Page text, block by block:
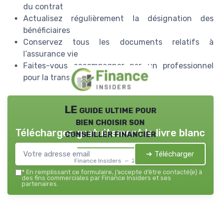
du contrat
Actualisez régulièrement la désignation des
bénéficiaires
Conservez tous les documents relatifs à
l’assurance vie
Faites-vous accompagner par un professionnel
pour la transmission
LE guide ultime pour
bien choisir son
conseiller financier
Finance Insiders — 2026
Téléchargez gratuitement le livre blanc
➔ Télécharger
* En remplissant ce formulaire, j’accepte d’être contacté(e) à
des fins commerciales par Finance Insiders et ses
partenaires.